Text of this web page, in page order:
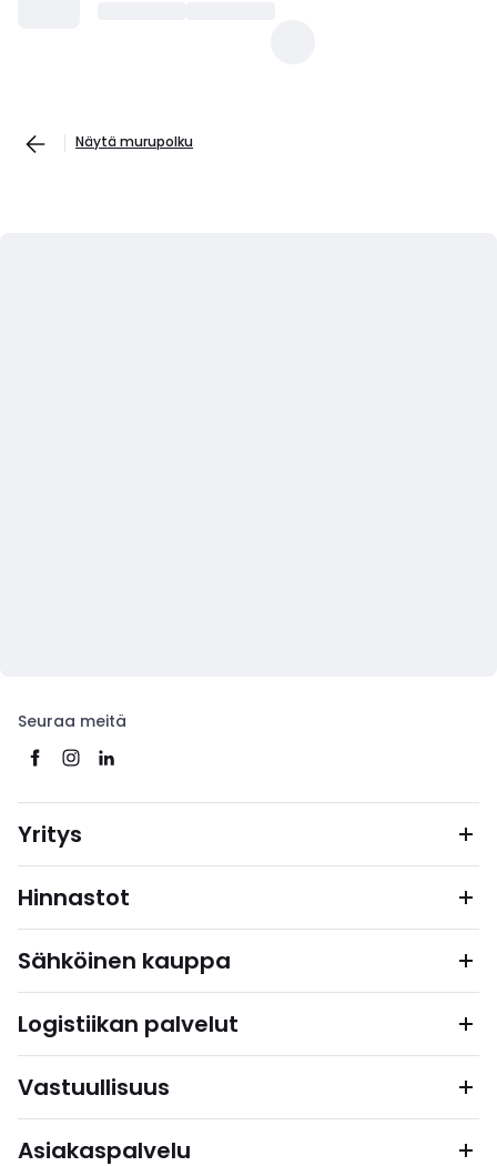
Näytä murupolku
Seuraa meitä
Yritys
Hinnastot
Sähköinen kauppa
Logistiikan palvelut
Vastuullisuus
Asiakaspalvelu